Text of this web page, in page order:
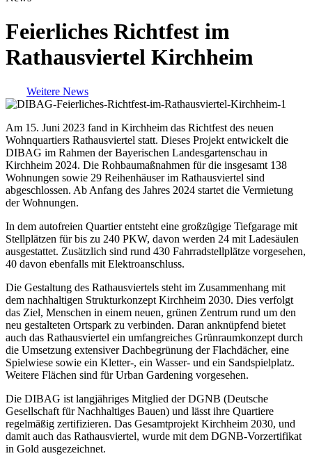
Feierliches Richtfest im
Rathausviertel Kirchheim
Weitere News
Am 15. Juni 2023 fand in Kirchheim das Richtfest des neuen
Wohnquartiers Rathausviertel statt. Dieses Projekt entwickelt die
DIBAG im Rahmen der Bayerischen Landesgartenschau in
Kirchheim 2024. Die Rohbaumaßnahmen für die insgesamt 138
Wohnungen sowie 29 Reihenhäuser im Rathausviertel sind
abgeschlossen. Ab Anfang des Jahres 2024 startet die Vermietung
der Wohnungen.
In dem autofreien Quartier entsteht eine großzügige Tiefgarage mit
Stellplätzen für bis zu 240 PKW, davon werden 24 mit Ladesäulen
ausgestattet. Zusätzlich sind rund 430 Fahrradstellplätze vorgesehen,
40 davon ebenfalls mit Elektroanschluss.
Die Gestaltung des Rathausviertels steht im Zusammenhang mit
dem nachhaltigen Strukturkonzept Kirchheim 2030. Dies verfolgt
das Ziel, Menschen in einem neuen, grünen Zentrum rund um den
neu gestalteten Ortspark zu verbinden. Daran anknüpfend bietet
auch das Rathausviertel ein umfangreiches Grünraumkonzept durch
die Umsetzung extensiver Dachbegrünung der Flachdächer, eine
Spielwiese sowie ein Kletter-, ein Wasser- und ein Sandspielplatz.
Weitere Flächen sind für Urban Gardening vorgesehen.
Die DIBAG ist langjähriges Mitglied der DGNB (Deutsche
Gesellschaft für Nachhaltiges Bauen) und lässt ihre Quartiere
regelmäßig zertifizieren. Das Gesamtprojekt Kirchheim 2030, und
damit auch das Rathausviertel, wurde mit dem DGNB-Vorzertifikat
in Gold ausgezeichnet.